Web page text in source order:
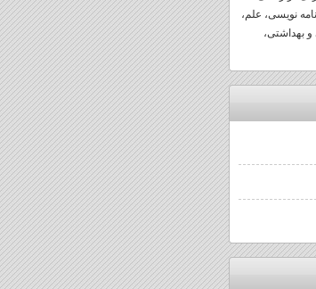
نویسی، علم،
بهداشتی،